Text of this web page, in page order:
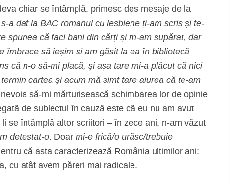
chiar se întâmplă, primesc des mesaje de la
a dat la BAC romanul cu lesbiene ți-am scris și te-
spunea că faci bani din cărți și m-am supărat, dar
îmbrace să ieșim și am găsit la ea în bibliotecă
că n-o să-mi placă, și așa tare mi-a plăcut că nici
cartea și acum mă simt tare aiurea că te-am
să-mi mărturisească schimbarea lor de opinie
de subiectul în cauză este că eu nu am avut
se întâmplă altor scriitori – în zece ani, n-am văzut
detestat-o. Doar mi-e frică/o urăsc/trebuie
că asta caracterizează România ultimilor ani:
cu atât avem păreri mai radicale.